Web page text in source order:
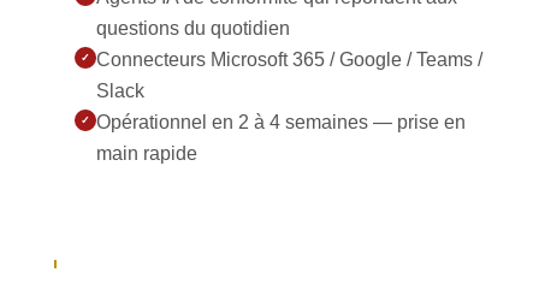
questions du quotidien
✓ Connecteurs Microsoft 365 / Google / Teams /
Slack
✓ Opérationnel en 2 à 4 semaines — prise en
main rapide